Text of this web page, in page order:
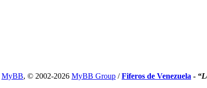
MyBB, © 2002-2026 MyBB Group /Fiferos de Venezuela -